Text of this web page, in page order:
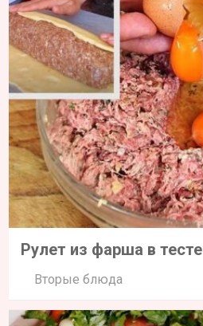
Рулет из фарша в тесте
Вторые блюда